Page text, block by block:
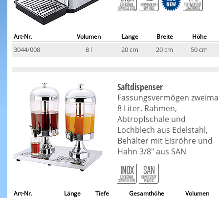
Art-Nr. Volumen Länge Breite Höhe
3044/008 8 l 20 cm 20 cm 50 cm
Saftdispenser
Fassungsvermögen
8 Liter, Rahmen,
Abtropfschale und
Lochblech aus Edelstahl,
Behälter mit Eisröhre und
Hahn 3/8" aus SAN
Art-Nr. Länge Tiefe Gesamthöhe Volumen